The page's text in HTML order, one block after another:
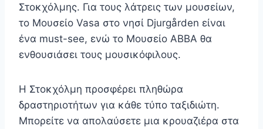
Στοκχόλμης. Για τους λάτρεις των μουσείων,
το Μουσείο Vasa στο νησί Djurgården είναι
ένα must-see, ενώ το Μουσείο ABBA θα
ενθουσιάσει τους μουσικόφιλους.
Η Στοκχόλμη προσφέρει πληθώρα
δραστηριοτήτων για κάθε τύπο ταξιδιώτη.
Μπορείτε να απολαύσετε μια κρουαζιέρα στα